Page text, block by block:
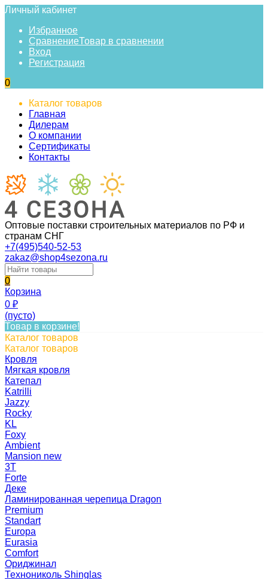
Личный кабинет
Избранное
СравнениеТовар в сравнении
Вход
Регистрация
0
Каталог товаров
Главная
Дилерам
О компании
Сертификаты
Контакты
Оптовые поставки строительных материалов по РФ и
странам СНГ
+7(495)540-52-53
zakaz@shop4sezona.ru
0
Корзина
0 ₽
(пусто)
Товар в корзине!
Каталог товаров
Каталог товаров
Кровля
Мягкая кровля
Катепал
Katrilli
Jazzy
Rocky
KL
Foxy
Ambient
Mansion new
3Т
Forte
Деке
Ламинированная черепица Dragon
Premium
Standart
Europa
Eurasia
Comfort
Ориджинал
Технониколь Shinglas